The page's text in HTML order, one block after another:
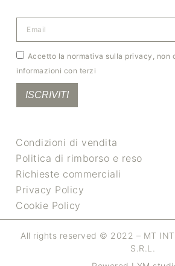
Accetto la normativa sulla privacy, non
informazioni con terzi
ISCRIVITI
Condizioni di vendita
Politica di rimborso e reso
Richieste commerciali
Privacy Policy
Cookie Policy
All rights reserved © 2022 – MT
S.R.L.